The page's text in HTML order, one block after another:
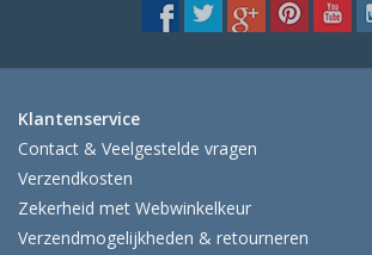
Klantenservice
Contact & Veelgestelde vragen
Verzendkosten
Zekerheid met Webwinkelkeur
Verzendmogelijkheden & retourneren